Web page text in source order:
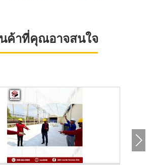
ค้าที่คุณอาจสนใจ